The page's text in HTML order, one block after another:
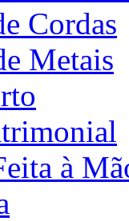
Cordas
Metais
à